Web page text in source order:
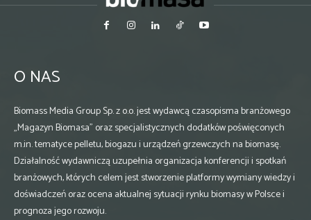
O NAS
Biomass Media Group Sp. z o.o. jest wydawcą czasopisma branżowego
„Magazyn Biomasa” oraz specjalistycznych dodatków poświęconych
m.in. tematyce pelletu, biogazu i urządzeń grzewczych na biomasę.
Działalność wydawniczą uzupełnia organizacja konferencji i spotkań
branżowych, których celem jest stworzenie platformy wymiany wiedzy i
doświadczeń oraz ocena aktualnej sytuacji rynku biomasy w Polsce i
prognoza jego rozwoju.